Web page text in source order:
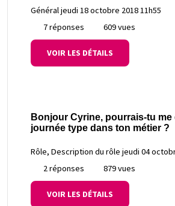
Général jeudi 18 octobre 2018 11h55
7 réponses
609 vues
VOIR LES DÉTAILS
Bonjour Cyrine, pourrais-tu me
journée type dans ton métier ?
Rôle, Description du rôle jeudi 04
2 réponses
879 vues
VOIR LES DÉTAILS